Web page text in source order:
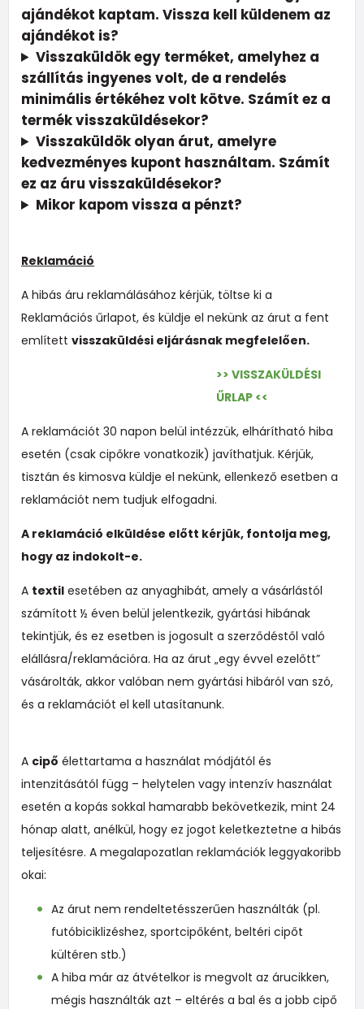
ajándékot kaptam. Vissza kell küldenem az
ajándékot is?
Visszaküldök egy terméket, amelyhez a
szállítás ingyenes volt, de a rendelés
minimális értékéhez volt kötve. Számít ez a
termék visszaküldésekor?
Visszaküldök olyan árut, amelyre
kedvezményes kupont használtam. Számít
ez az áru visszaküldésekor?
Mikor kapom vissza a pénzt?
Reklamáció
A hibás áru reklamálásához kérjük, töltse ki a
Reklamációs űrlapot, és küldje el nekünk az árut a fent
említett visszaküldési eljárásnak megfelelően.
>> VISSZAKÜLDÉSI
ŰRLAP <<
A reklamációt 30 napon belül intézzük, elhárítható hiba
esetén (csak cipőkre vonatkozik) javíthatjuk. Kérjük,
tisztán és kimosva küldje el nekünk, ellenkező esetben a
reklamációt nem tudjuk elfogadni.
A reklamáció elküldése előtt kérjük, fontolja meg,
hogy az indokolt-e.
A textil esetében az anyaghibát, amely a vásárlástól
számított ½ éven belül jelentkezik, gyártási hibának
tekintjük, és ez esetben is jogosult a szerződéstől való
elállásra/reklamációra. Ha az árut „egy évvel ezelőtt”
vásárolták, akkor valóban nem gyártási hibáról van szó,
és a reklamációt el kell utasítanunk.
A cipő élettartama a használat módjától és
intenzitásától függ – helytelen vagy intenzív használat
esetén a kopás sokkal hamarabb bekövetkezik, mint 24
hónap alatt, anélkül, hogy ez jogot keletkeztetne a hibás
teljesítésre. A megalapozatlan reklamációk leggyakoribb
okai:
Az árut nem rendeltetésszerűen használták (pl.
futóbiciklizéshez, sportcipőként, beltéri cipőt
kültéren stb.)
A hiba már az átvételkor is megvolt az árucikken,
mégis használták azt – eltérés a bal és a jobb cipő